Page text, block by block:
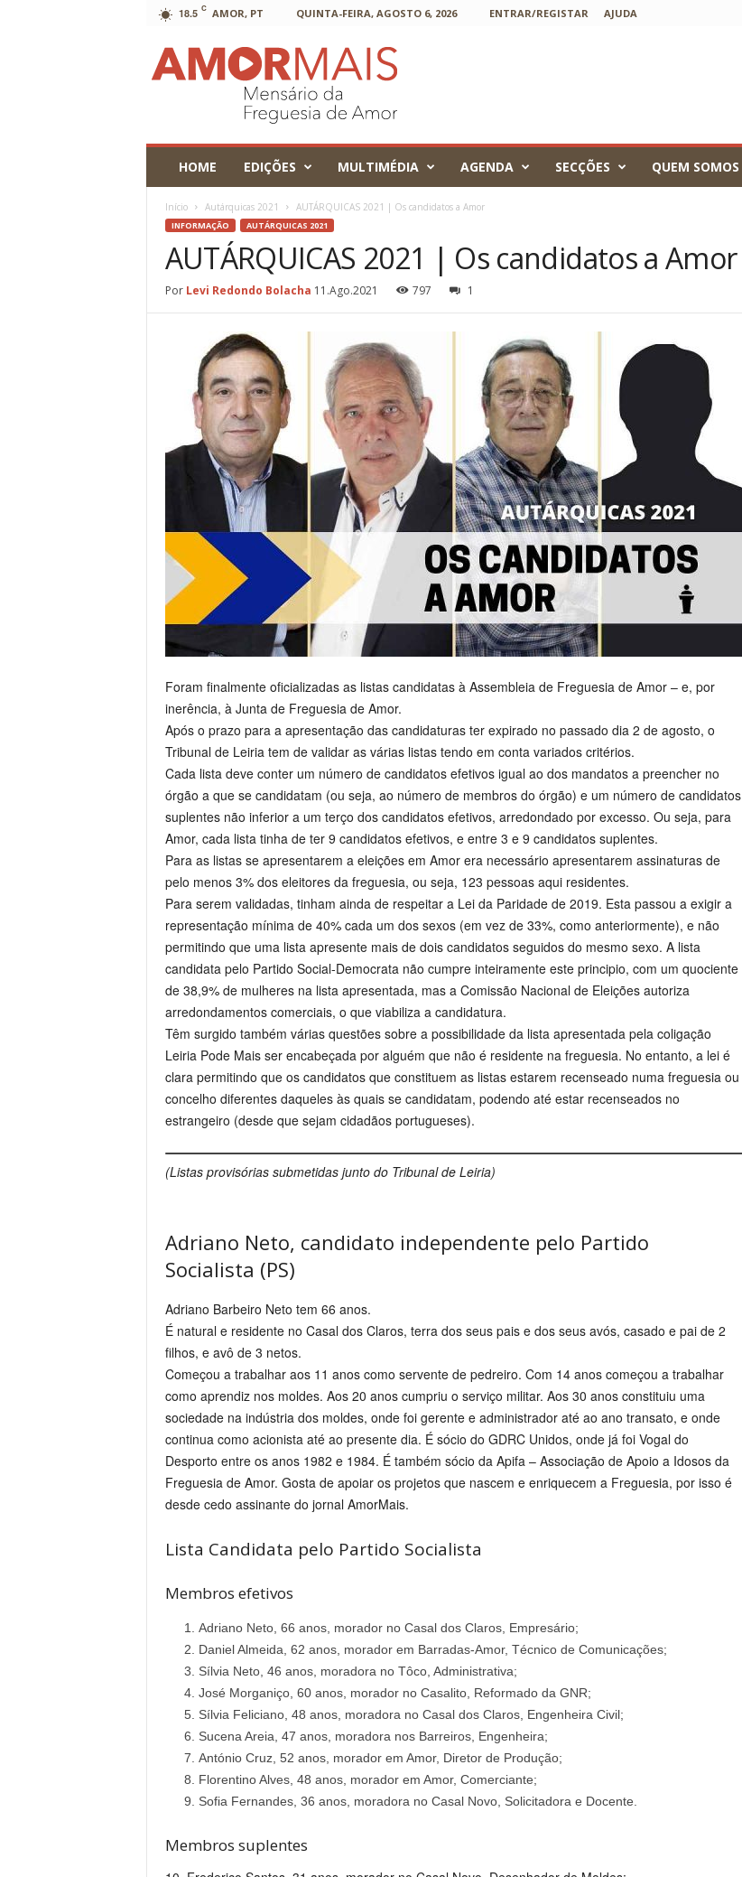
18.5 C AMOR, PT QUINTA-FEIRA, AGOSTO 6, 2026 ENTRAR/REGISTAR AJUDA
HOME EDIÇÕES MULTIMÉDIA AGENDA SECÇÕES QUEM SOMOS
Início Autárquicas 2021 AUTÁRQUICAS 2021 | Os candidatos a Amor
INFORMAÇÃO AUTÁRQUICAS 2021
AUTÁRQUICAS 2021 | Os candidatos a Amor
Por Levi Redondo Bolacha 11.Ago.2021 797 1
Foram finalmente oficializadas as listas candidatas à Assembleia de Freguesia de Amor – e, por
inerência, à Junta de Freguesia de Amor.
Após o prazo para a apresentação das candidaturas ter expirado no passado dia 2 de agosto, o
Tribunal de Leiria tem de validar as várias listas tendo em conta variados critérios.
Cada lista deve conter um número de candidatos efetivos igual ao dos mandatos a preencher no
órgão a que se candidatam (ou seja, ao número de membros do órgão) e um número de candidatos
suplentes não inferior a um terço dos candidatos efetivos, arredondado por excesso. Ou seja, para
Amor, cada lista tinha de ter 9 candidatos efetivos, e entre 3 e 9 candidatos suplentes.
Para as listas se apresentarem a eleições em Amor era necessário apresentarem assinaturas de
pelo menos 3% dos eleitores da freguesia, ou seja, 123 pessoas aqui residentes.
Para serem validadas, tinham ainda de respeitar a Lei da Paridade de 2019. Esta passou a exigir a
representação mínima de 40% cada um dos sexos (em vez de 33%, como anteriormente), e não
permitindo que uma lista apresente mais de dois candidatos seguidos do mesmo sexo. A lista
candidata pelo Partido Social-Democrata não cumpre inteiramente este principio, com um quociente
de 38,9% de mulheres na lista apresentada, mas a Comissão Nacional de Eleições autoriza
arredondamentos comerciais, o que viabiliza a candidatura.
Têm surgido também várias questões sobre a possibilidade da lista apresentada pela coligação
Leiria Pode Mais ser encabeçada por alguém que não é residente na freguesia. No entanto, a lei é
clara permitindo que os candidatos que constituem as listas estarem recenseado numa freguesia ou
concelho diferentes daqueles às quais se candidatam, podendo até estar recenseados no
estrangeiro (desde que sejam cidadãos portugueses).
(Listas provisórias submetidas junto do Tribunal de Leiria)
Adriano Neto, candidato independente pelo Partido
Socialista (PS)
Adriano Barbeiro Neto tem 66 anos.
É natural e residente no Casal dos Claros, terra dos seus pais e dos seus avós, casado e pai de 2
filhos, e avô de 3 netos.
Começou a trabalhar aos 11 anos como servente de pedreiro. Com 14 anos começou a trabalhar
como aprendiz nos moldes. Aos 20 anos cumpriu o serviço militar. Aos 30 anos constituiu uma
sociedade na indústria dos moldes, onde foi gerente e administrador até ao ano transato, e onde
continua como acionista até ao presente dia. É sócio do GDRC Unidos, onde já foi Vogal do
Desporto entre os anos 1982 e 1984. É também sócio da Apifa – Associação de Apoio a Idosos da
Freguesia de Amor. Gosta de apoiar os projetos que nascem e enriquecem a Freguesia, por isso é
desde cedo assinante do jornal AmorMais.
Lista Candidata pelo Partido Socialista
Membros efetivos
Adriano Neto, 66 anos, morador no Casal dos Claros, Empresário;
Daniel Almeida, 62 anos, morador em Barradas-Amor, Técnico de Comunicações;
Sílvia Neto, 46 anos, moradora no Tôco, Administrativa;
José Morganiço, 60 anos, morador no Casalito, Reformado da GNR;
Sílvia Feliciano, 48 anos, moradora no Casal dos Claros, Engenheira Civil;
Sucena Areia, 47 anos, moradora nos Barreiros, Engenheira;
António Cruz, 52 anos, morador em Amor, Diretor de Produção;
Florentino Alves, 48 anos, morador em Amor, Comerciante;
Sofia Fernandes, 36 anos, moradora no Casal Novo, Solicitadora e Docente.
Membros suplentes